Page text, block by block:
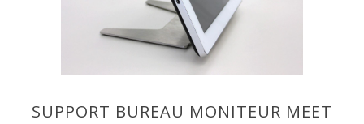
SUPPORT BUREAU MONITEUR MEET